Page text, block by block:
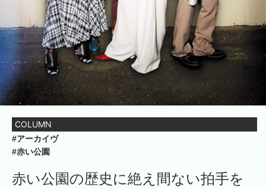
COLUMN
#アーカイヴ
#赤い公園
赤い公園の歴史に絶え間ない拍手を